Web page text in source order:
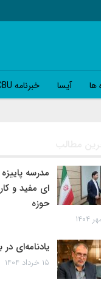
ها آیسا خبرنامه CBU
مطالب
مدرسه
ای مفید و
حوزه
یادنامه‌ای
۱۵ خرداد ۱۴۰۴